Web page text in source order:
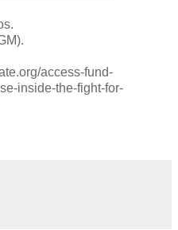
access-fund-
inside-the-fight-for-